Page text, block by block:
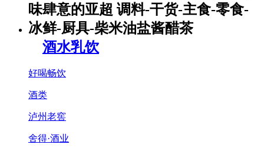
酒水乳饮
好喝畅饮
酒类
泸州老窖
舍得·酒业